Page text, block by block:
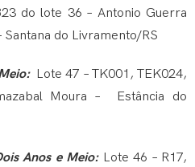
do lote 36 – Antonio Guerra
Santana do Livramento/RS
Lote 47 – TK001, TEK024,
Moura – Estância do
Anos e Meio: Lote 46 – R17,